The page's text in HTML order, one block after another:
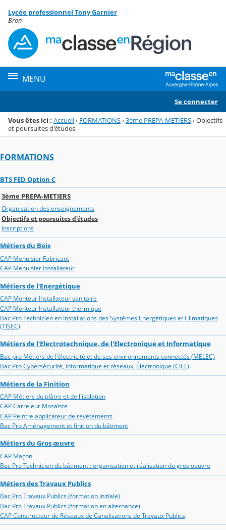
Menu de la rubrique
Contenu
Lycée professionnel Tony Garnier
Bron
MENU
Se connecter
Vous êtes ici : Accueil› FORMATIONS›3ème PREPA-METIERS›Objectifs
et poursuites d'études
FORMATIONS
BTS FED Option C
3ème PREPA-METIERS
Organisation des enseignements
Objectifs et poursuites d'études
Inscriptions
Métiers du Bois
CAP Menuisier Fabricant
CAP Menuisier Installateur
Métiers de l'Energétique
CAP Monteur Installateur sanitaire
CAP Monteur Installateur thermique
Bac Pro Technicien en Installations des Systèmes Energétiques et Climatiques
(TISEC)
Métiers de l'Electrotechnique, de l'Electronique et Informatique
Bac pro Métiers de l'électricité et de ses environnements connectés (MELEC)
Bac Pro Cybersécurité, Informatique et réseaux, Électronique (CIEL)
Métiers de la Finition
CAP Métiers du plâtre et de l'isolation
CAP Carreleur Mosaïste
CAP Peintre applicateur de revêtements
Bac Pro Aménagement et finition du bâtiment
Métiers du Gros œuvre
CAP Maçon
Bac Pro Technicien du bâtiment : organisation et réalisation du gros oeuvre
Métiers des Travaux Publics
Bac Pro Travaux Publics (formation initiale)
Bac Pro Travaux Publics (formation en alternance)
CAP Constructeur de Réseaux de Canalisations de Travaux Publics